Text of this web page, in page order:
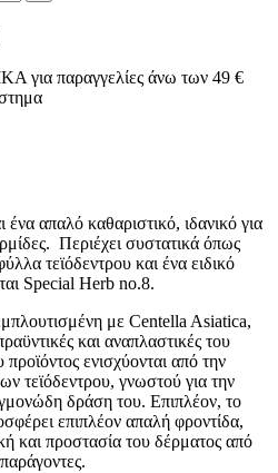
παραγγελίες άνω των 49 €
απαλό καθαριστικό, ιδανικό για
Περιέχει συστατικά όπως
τεϊόδεντρου και ένα ειδικό
Special Herb no.8.
με Centella Asiatica,
και αναπλαστικές του
ενισχύονται από την
τεϊόδεντρου, γνωστού για την
δράση του. Επιπλέον, το
επιπλέον απαλή φροντίδα,
και προστασία του δέρματος από